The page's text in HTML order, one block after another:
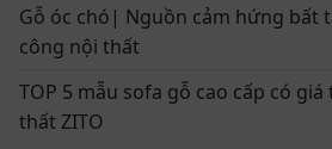
mà với các ngăn tủ được phân
phẩm trở thành điểm nhấn hoàn
gian bếp. Không chỉ đẹp mắt, tủ
đầy đủ công năng, đem lại trải
và thoải mái.
Gỗ óc chó| Nguồn cảm hứng bất
công nội thất
TOP 5 mẫu sofa gỗ cao cấp có
thất ZITO